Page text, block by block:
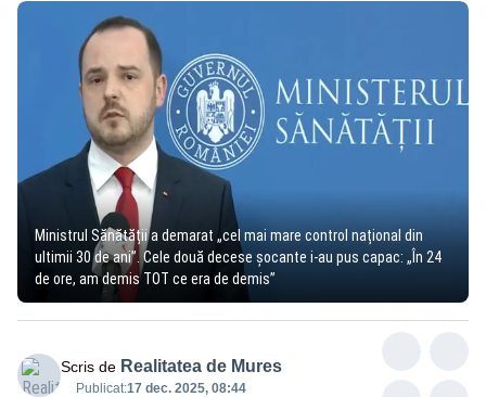
Ministrul Sănătății a demarat „cel mai mare control național din
ultimii 30 de ani”. Cele două decese șocante i-au pus capac: „În 24
de ore, am demis TOT ce era de demis”
Scris de Realitatea de Mures
Publicat:17 dec. 2025, 08:44